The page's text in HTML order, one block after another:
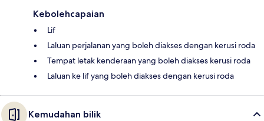
Kebolehcapaian
Lif
Laluan perjalanan yang boleh diakses dengan kerusi roda
Tempat letak kenderaan yang boleh diakses kerusi roda
Laluan ke lif yang boleh diakses dengan kerusi roda
Kemudahan bilik